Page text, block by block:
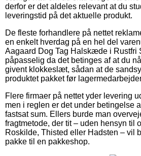
derfor er det aldeles relevant at du
leveringstid på det aktuelle produkt.
De fleste forhandlere på nettet
en enkelt hverdag på en hel del
Aagaard Dog Tag Halskæde i Rustfri
påpasselig da det betinges af at du
givent klokkeslæt, sådan at de
produktet pakket før
Flere firmaer på nettet yder levering
men i reglen er det under betingelse
fastsat sum. Ellers burde man
fragtmetode, der tit – uden hensyn til
Roskilde, Thisted eller Hadsten – vil
pakke til en pakkeshop.